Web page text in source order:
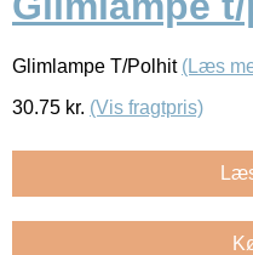
Glimlampe T/Polhit (Læs
30.75 kr. (Vis fragtpris)